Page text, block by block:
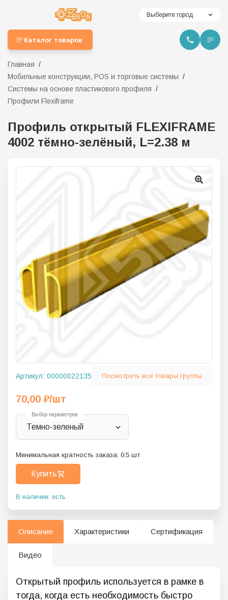
Выберите город
Каталог товаров
Главная
Мобильные конструкции, POS и торговые системы
Системы на основе пластикового профиля
Профили Flexiframe
Профиль открытый FLEXIFRAME
4002 тёмно-зелёный, L=2.38 м
Артикул: 00000022135 Посмотреть все товары группы
70,00 ₽/шт
Выбор параметров
Темно-зеленый
Минимальная кратность заказа: 0.5 шт
Купить
В наличии: есть
Описание Характеристики Сертификация
Видео
Открытый профиль используется в рамке в
тогда, когда есть необходимость быстро